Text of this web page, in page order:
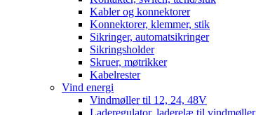
Kabler og konnektorer
Konnektorer, klemmer, stik
Sikringer, automatsikringer
Sikringsholder
Skruer, møtrikker
Kabelrester
Vind energi
Vindmøller til 12, 24, 48V